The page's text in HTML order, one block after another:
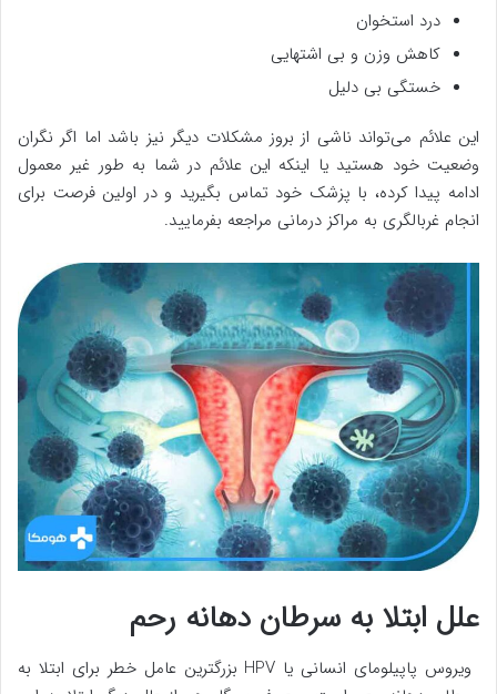
درد استخوان
کاهش وزن و بی اشتهایی
خستگی بی دلیل
این علائم می‌تواند ناشی از بروز مشکلات دیگر نیز باشد اما اگر نگران
وضعیت خود هستید یا اینکه این علائم در شما به طور غیر معمول
ادامه پیدا کرده، با پزشک خود تماس بگیرید و در اولین فرصت برای
انجام غربالگری به مراکز درمانی مراجعه بفرمایید.
علل ابتلا به سرطان دهانه رحم
ویروس پاپیلومای انسانی یا HPV بزرگترین عامل خطر برای ابتلا به